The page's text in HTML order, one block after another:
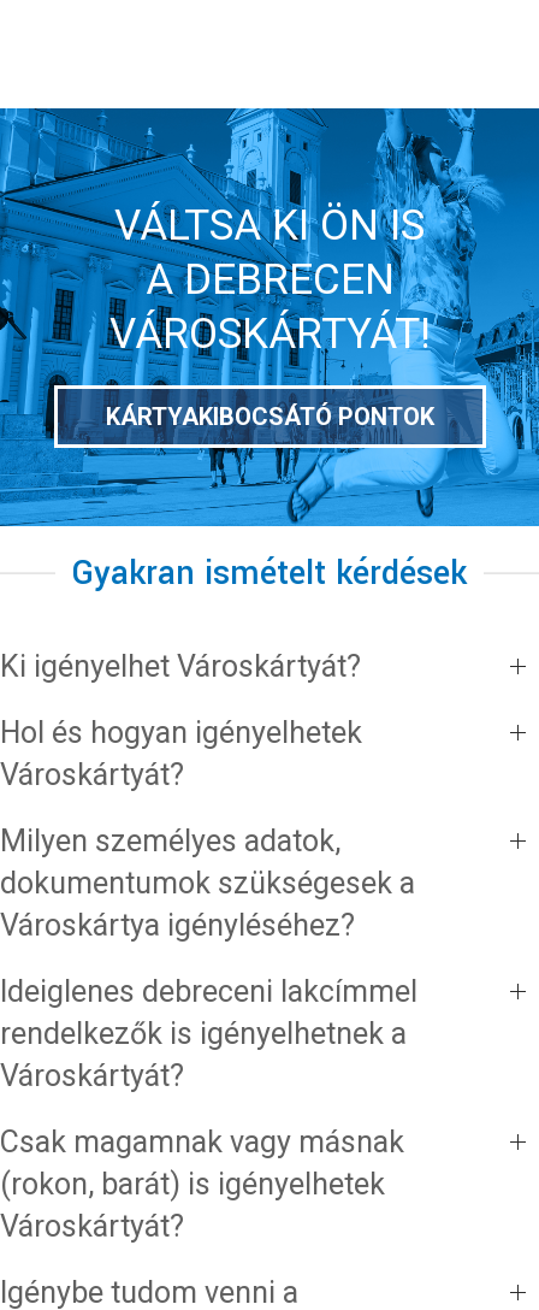
VÁLTSA KI ÖN IS
A DEBRECEN
VÁROSKÁRTYÁT!
KÁRTYAKIBOCSÁTÓ PONTOK
Gyakran ismételt kérdések
Ki igényelhet Városkártyát?
Hol és hogyan igényelhetek
Városkártyát?
Milyen személyes adatok,
dokumentumok szükségesek a
Városkártya igényléséhez?
Ideiglenes debreceni lakcímmel
rendelkezők is igényelhetnek a
Városkártyát?
Csak magamnak vagy másnak
(rokon, barát) is igényelhetek
Városkártyát?
Igénybe tudom venni a